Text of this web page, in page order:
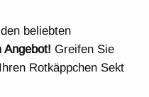
beliebten
Angebot! Greifen Sie
Rotkäppchen Sekt